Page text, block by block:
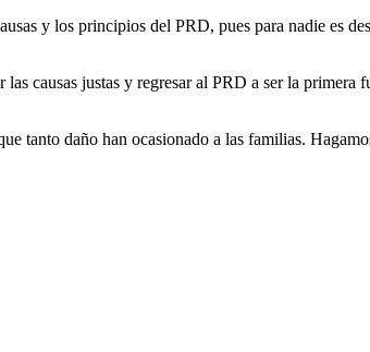
y los principios del PRD, pues para nadie es
causas justas y regresar al PRD a ser la primera
tanto daño han ocasionado a las familias.